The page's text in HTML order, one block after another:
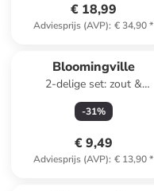
€ 18,99
Adviesprijs (AVP): € 34,90*
Bloomingville
2-delige set: zout &
peperstrooier "Chase"
wit/bruin - (H)4,5 cm
-31%
€ 9,49
Adviesprijs (AVP): € 13,90*